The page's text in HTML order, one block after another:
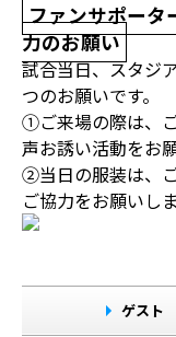
ファンサポータ
力のお願い
試合当日、スタジ
つのお願いです。
①ご来場の際は、
声お誘い活動をお
②当日の服装は、
ご協力をお願いしま
ゲスト